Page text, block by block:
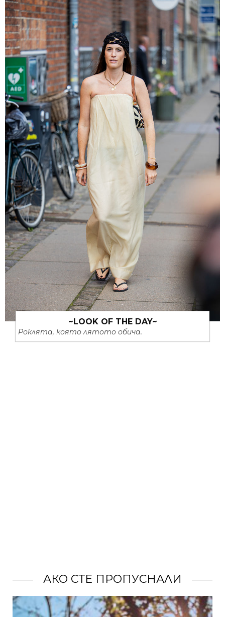
~LOOK OF THE DAY~
Роклята, която лятото обича.
АКО СТЕ ПРОПУСНАЛИ